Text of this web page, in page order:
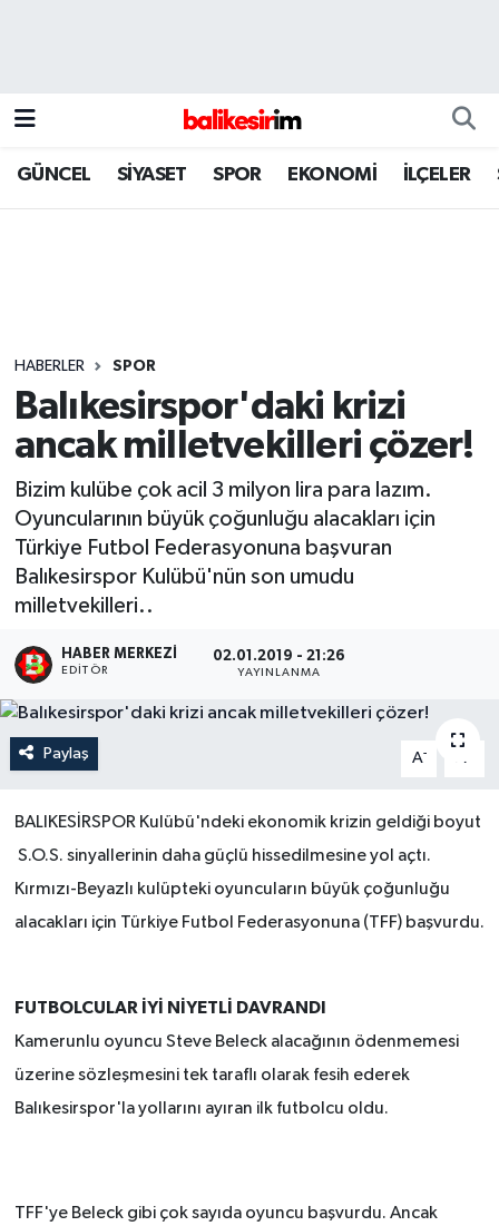
GÜNCEL SİYASET SPOR EKONOMİ İLÇELER
HABERLER SPOR
Balıkesirspor'daki krizi
ancak milletvekilleri çözer!
Bizim kulübe çok acil 3 milyon lira para lazım.
Oyuncularının büyük çoğunluğu alacakları için
Türkiye Futbol Federasyonuna başvuran
Balıkesirspor Kulübü'nün son umudu
milletvekilleri..
HABER MERKEZI
EDITÖR
02.01.2019 - 21:26
YAYINLANMA
Paylaş A- A
BALIKESİRSPOR Kulübü'ndeki ekonomik krizin geldiği boyut
S.O.S. sinyallerinin daha güçlü hissedilmesine yol açtı.
Kırmızı-Beyazlı kulüpteki oyuncuların büyük çoğunluğu
alacakları için Türkiye Futbol Federasyonuna (TFF) başvurdu.
FUTBOLCULAR İYİ NİYETLİ DAVRANDI
Kamerunlu oyuncu Steve Beleck alacağının ödenmemesi
üzerine sözleşmesini tek taraflı olarak fesih ederek
Balıkesirspor'la yollarını ayıran ilk futbolcu oldu.
TFF'ye Beleck gibi çok sayıda oyuncu başvurdu. Ancak